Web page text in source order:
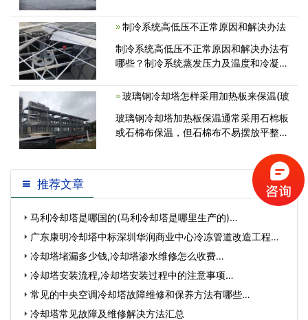
叶片滚动是由髙速离心风机推动滚动，长
制冷系统高低压不正常原因和解决办法
制冷系统高低压不正常原因和解决办法有
哪些？制冷系统蒸发压力及温度和冷凝压
的重要依据，根据实际条件和系统变化，
玻璃钢冷却塔怎样采用加热板来保温(玻
玻璃钢冷却塔加热板保温通常采用石棉板
或石棉布保温，但石棉布不易摆放平整，
推荐文章
马利冷却塔是哪国的(马利冷却塔是哪里生产的)…
广东康明冷却塔中标深圳华润商业中心冷冻管道改造工程…
冷却塔堵漏多少钱,冷却塔渗水维修怎么收费…
冷却塔安装流程,冷却塔安装过程中的注意事项…
常见的中央空调冷却塔故障维修和保养方法有哪些…
冷却塔常见故障及维修解决方法汇总